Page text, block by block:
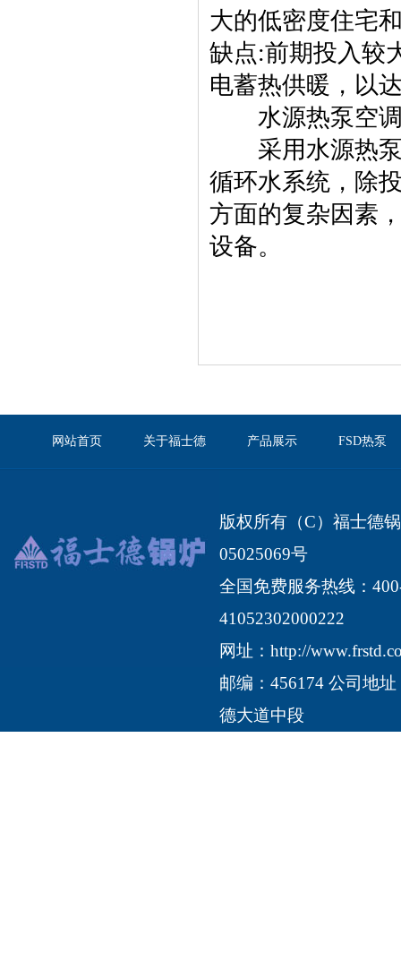
大的低密度住宅
缺点:前期投入较
电蓄热供暖，以
水源热泵空调
采用水源热泵
循环水系统，除
方面的复杂因素
设备。
网站首页 关于福士德 产品展示 FSD热泵
版权所有（C）福士德
05025069号
全国免费服务热线：
41052302000222
网址： http://
邮编：456174 公司地
德大道中段